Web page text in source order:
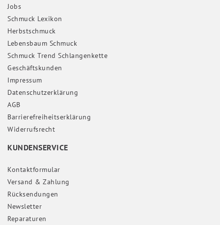
Jobs
Schmuck Lexikon
Herbstschmuck
Lebensbaum Schmuck
Schmuck Trend Schlangenkette
Geschäftskunden
Impressum
Daten­schutz­erklärung
AGB
Barrierefreiheitserklärung
Widerrufs­recht
KUNDENSERVICE
Kontaktformular
Versand & Zahlung
Rücksendungen
Newsletter
Reparaturen